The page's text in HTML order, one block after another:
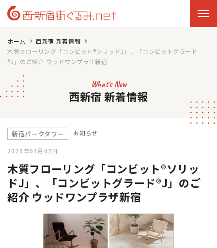
ホーム
西新宿 新着情報
木質フローリング「コンビット®ソリッドJ」、「コンビットグラード
®J」のご紹介 ウッドワンプラザ新宿
What's New
西新宿 新着情報
新宿パークタワー お知らせ
2026年03月02日
木質フローリング「コンビット®ソリッ
ドJ」、「コンビットグラード®J」のご
紹介 ウッドワンプラザ新宿